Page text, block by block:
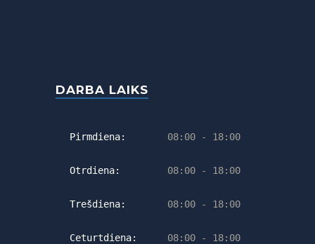
DARBA LAIKS
Pirmdiena: 08:00 - 18:00
Otrdiena: 08:00 - 18:00
Trešdiena: 08:00 - 18:00
Ceturtdiena: 08:00 - 18:00